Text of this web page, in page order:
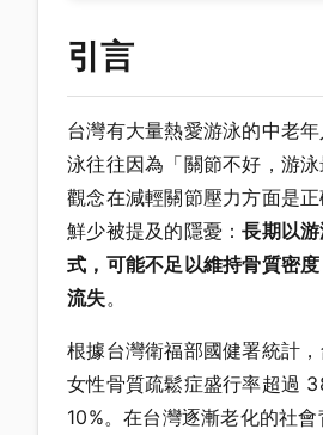
引言
台灣有大量熱愛游泳的中老
泳往往因為「關節不好，游
觀念在減輕關節壓力方面是
鮮少被提及的隱憂：長期以
式，可能不足以維持骨質密
流失。
根據台灣衛福部國健署統計
女性骨質疏鬆症盛行率超過
10%。在台灣逐漸老化的社